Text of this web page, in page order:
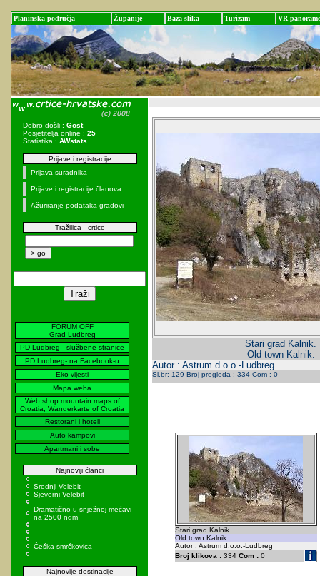
Planinska područja Županije Baza slika Turizam VR panorame
Dobro došli : Gost
Posjetitelja online : 25
Statistika : AWstats
Prijave i registracije
Prijava suradnika
Prijave i registracije članova
Ažuriranje podataka gradovi
Tražilica - crtice
FORUM OFF
Grad Ludbreg
PD Ludbreg - službene stranice
PD Ludbreg- na Facebook-u
Eko vijesti
Mapa weba
Web shop mountain maps of
Croatia, Wanderkarte of Croatia
Restorani i hoteli
Auto kampovi
Apartmani i sobe
Najnoviji članci
Srednji Velebit
Sjeverni Velebit
Dramatično u snježnoj mećavi
na 2500 ndm
Češka smrčkovica
Najnovije destinacije
Stari grad Kalnik.
Old town Kalnik.
Autor : Astrum d.o.o.-Ludbreg
Sl.br: 129 Broj pregleda : 334 Com : 0
Stari grad Kalnik.
Old town Kalnik.
Autor : Astrum d.o.o.-Ludbreg
Broj klikova :334 Com :0